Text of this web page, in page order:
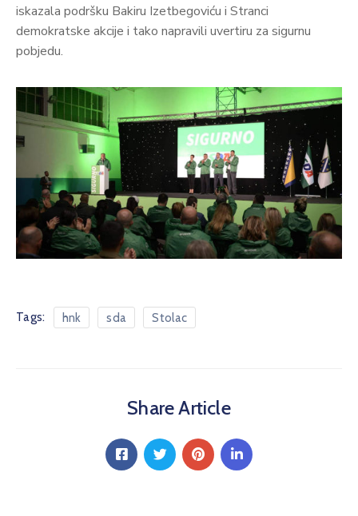
iskazala podršku Bakiru Izetbegoviću i Stranci
demokratske akcije i tako napravili uvertiru za sigurnu
pobjedu.
Tags: hnk sda Stolac
Share Article